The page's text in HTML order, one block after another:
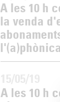
A les 10 h
la venda
A les 10 h